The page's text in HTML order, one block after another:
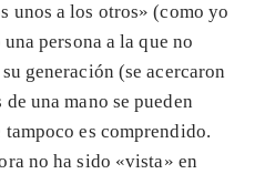
unos a los otros» (como yo
persona a la que no
generación (se acercaron
una mano se pueden
es comprendido.
no ha sido «vista» en